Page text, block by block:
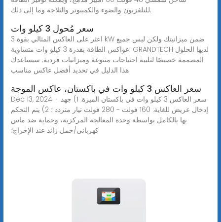
للتلفزيون والضوء والكمبيوتر والثلاجة وما إلى ذلك.
سعر مُحول 3 كيلو وات
اعثر على العاكس المثالي بقوة 3 kW ضمن ميزانيتك ولكن ليس جميع
عواكس الطاقة بقدرة 3 كيلو وات متساوية. GRANDTECH لديها الحلول
المصممة خصيصًا لتلبية احتياجات متنوعة وميزانيات فردية. سيساعدك
هذا الدليل في تحديد أفضل عاكس مناسب
سعر العاكس 3 كيلو وات في باكستان، عاكس الموجة
Dec 13, 2024 · سعر العاكس 3 كيلو وات في باكستان الميزة: 1) جهد
إدخال عريض للغاية: 160 فولت - 280 فولت تيار متردد ؛ 2) يتم التحكم
بها بالكامل بواسطة وحدة المعالجة المركزية، وحماية ضد ماس
كهربائي/حمل زائد عند الإخراج؛